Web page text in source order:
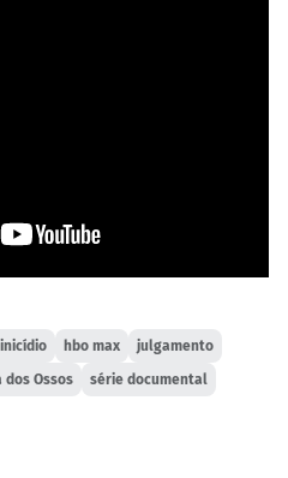
hbo max julgamento
dos Ossos série documental